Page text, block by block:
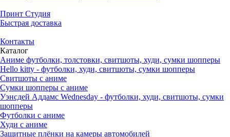
Принт Студия
Быстрая доставка
Контакты
Каталог
Аниме футболки, толстовки, свитшоты, худи, сумки шопперы
Hello kitty - футболки, худи, свитшоты, сумки шопперы
Свитшоты с аниме
Сумки шопперы с аниме
Уэнсдей Аддамс Wednesday - футболки, худи, свитшоты, сумки
шопперы
Футболки с аниме
Худи с аниме
Защитные плёнки на камеры автомобилей